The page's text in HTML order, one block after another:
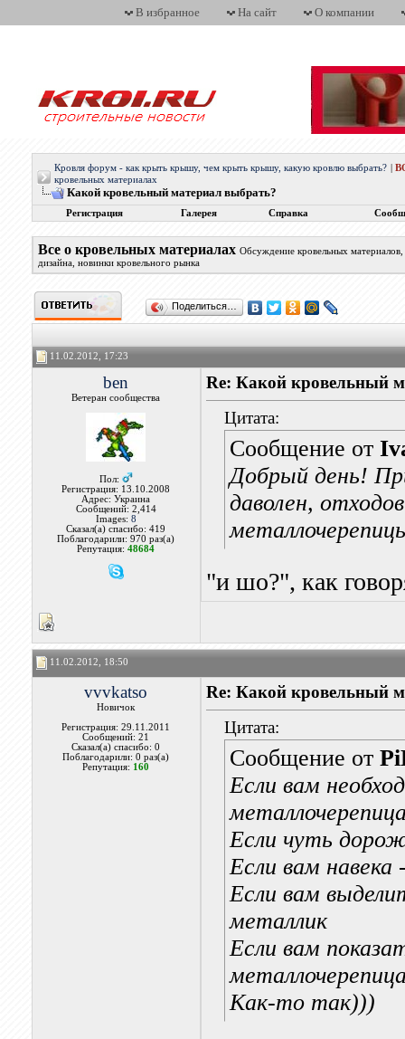
В избранное На сайт О компании
Кровля форум - как крыть крышу, чем крыть крышу, какую кровлю выбрать?
кровельных материалах
Какой кровельный материал выбрать?
Регистрация Галерея Справка
Все о кровельных материалах Обсуждение кровельных
дизайна, новинки кровельного рынка
Поделиться…
11.02.2012, 17:23
ben
Ветеран сообщества
Пол:
Регистрация: 13.10.2008
Адрес: Украина
Сообщений: 2,414
Images: 8
Сказал(а) спасибо: 419
Поблагодарили: 970 раз(а)
Репутация:48684
Re: Какой кровельный
Цитата:
Сообщение от
Добрый день!
даволен,
"и шо?", как
11.02.2012, 18:50
vvvkatso
Новичок
Регистрация: 29.11.2011
Сообщений: 21
Сказал(а) спасибо: 0
Поблагодарили: 0 раз(а)
Репутация: 160
Re: Какой кровельный
Цитата:
Сообщение от
Если вам
Если чуть
Если вам навека
Если вам
металлик
Если вам
Как-то так)))